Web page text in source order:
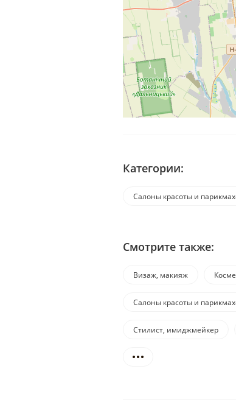
Категории:
Салоны красоты и
Смотрите также:
Визаж, макияж
Салоны красоты и
Стилист, имиджмейкер